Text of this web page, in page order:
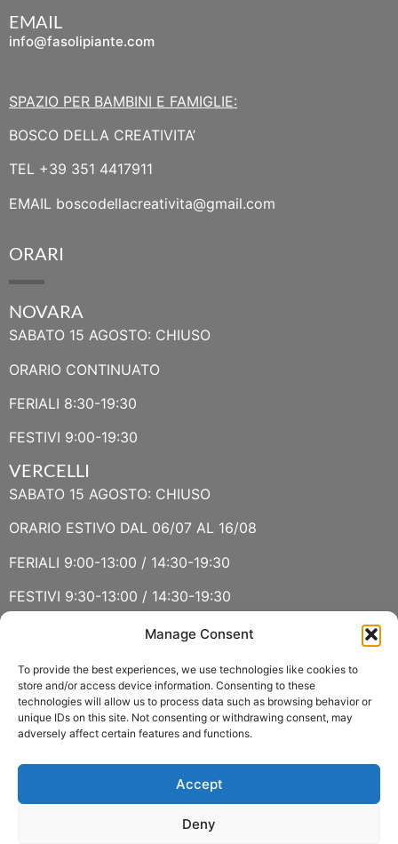
Manage Consent
To provide the best experiences, we use technologies like cookies to
store and/or access device information. Consenting to these
technologies will allow us to process data such as browsing behavior or
unique IDs on this site. Not consenting or withdrawing consent, may
adversely affect certain features and functions.
Accept
Deny
EMAIL
info@fasolipiante.com
SPAZIO PER BAMBINI E FAMIGLIE:
BOSCO DELLA CREATIVITA’
TEL +39 351 4417911
EMAIL boscodellacreativita@gmail.com
ORARI
NOVARA
SABATO 15 AGOSTO: CHIUSO
ORARIO CONTINUATO
FERIALI 8:30-19:30
FESTIVI 9:00-19:30
VERCELLI
SABATO 15 AGOSTO: CHIUSO
ORARIO ESTIVO DAL 06/07 AL 16/08
FERIALI 9:00-13:00 / 14:30-19:30
FESTIVI 9:30-13:00 / 14:30-19:30
SABATO 15 AGOSTO E DOMENICA 16 AGOSTO: CHIUSO
ORARIO ESTIVO LUGLIO E AGOSTO
FERIALI 8:30-13:00 / 15:00-19:00
FESTIVI 8:30-12:30